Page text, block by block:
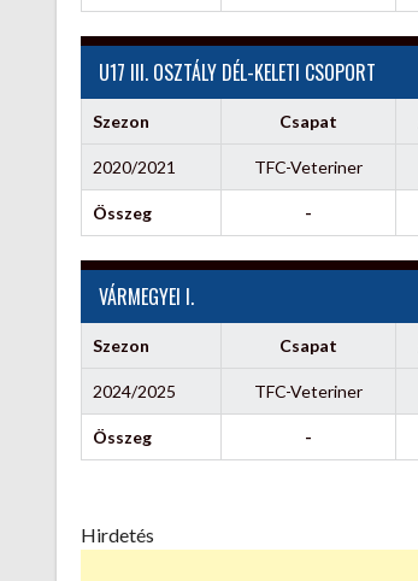
U17 III. OSZTÁLY DÉL-KELETI CSOPORT
Szezon Csapat
2020/2021 TFC-Veteriner
Összeg -
VÁRMEGYEI I.
Szezon Csapat
2024/2025 TFC-Veteriner
Összeg -
Hirdetés